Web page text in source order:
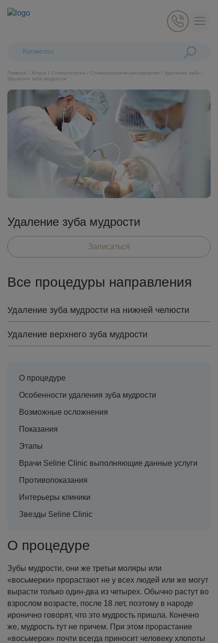
Поиск:Косметологические
Косметология Стоматология
Пластическая хирургия Общая медицина
Диагностика
Главная Услуги Стоматология Стоматологическая хирургия
Удаление зуба
Удаление зуба мудрости
Удаление зуба мудрости
Записаться
Все процедуры направления
Удаление зуба мудрости на нижней челюсти
Удаление верхнего зуба мудрости
О процедуре
Особенности удаления зуба мудрости
Возможные осложнения
Показания
Этапы
Врачи Seline Clinic выполняющие данные услуги
Противопоказания
Интерьеры клиники
Звезды Seline Clinic
О процедуре
Зубы мудрости, они же третьи моляры или
«восьмерки» прорастают не у всех людей или же могут
вырасти только один-два из четырех. Обычно растут во
взрослом возрасте, после 18 лет, поэтому в народе
иронично говорят, что это мудрость пришла. Конечно
же, мудрость тут не причем. При этом прорастание
«восьмерок» почти всегда приносит человеку хлопоты